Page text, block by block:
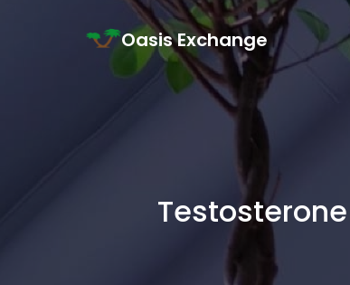
Main Navigation
Oasis Exchange